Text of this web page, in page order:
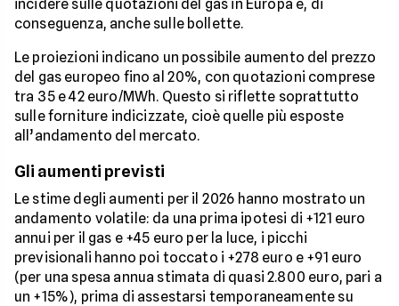
incidere sulle quotazioni del gas in Europa e, di
conseguenza, anche sulle bollette.
Le proiezioni indicano un possibile aumento del prezzo
del gas europeo fino al 20%, con quotazioni comprese
tra 35 e 42 euro/MWh. Questo si riflette soprattutto
sulle forniture indicizzate, cioè quelle più esposte
all’andamento del mercato.
Gli aumenti previsti
Le stime degli aumenti per il 2026 hanno mostrato un
andamento volatile: da una prima ipotesi di +121 euro
annui per il gas e +45 euro per la luce, i picchi
previsionali hanno poi toccato i +278 euro e +91 euro
(per una spesa annua stimata di quasi 2.800 euro, pari a
un +15%), prima di assestarsi temporaneamente su